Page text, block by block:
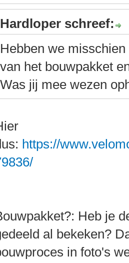
Hardloper schreef:
Hebben we
van het bouwpakket
Was jij mee wezen
https://
Heb je
al bekeken?
in foto's